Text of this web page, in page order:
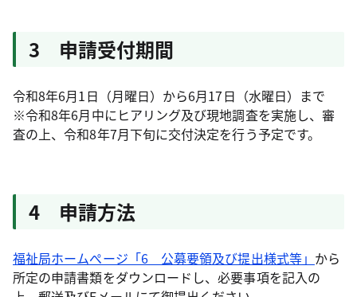
3 申請受付期間
令和8年6月1日（月曜日）から6月17日（水曜日）まで
※令和8年6月中にヒアリング及び現地調査を実施し、審
査の上、令和8年7月下旬に交付決定を行う予定です。
4 申請方法
福祉局ホームぺージ「6 公募要領及び提出様式等」 から
所定の申請書類をダウンロードし、必要事項を記入の